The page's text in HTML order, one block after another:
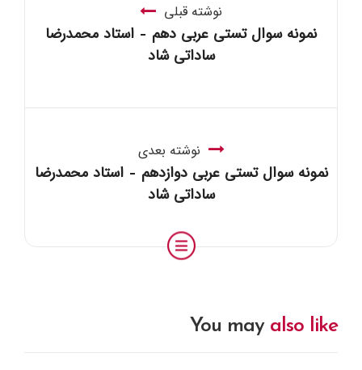
نوشته قبلی
نمونه سوال تستی عربی دهم – استاد محمدرضا
ساداتی شاد
نوشته بعدی
نمونه سوال تستی عربی دوازدهم – استاد محمدرضا
ساداتی شاد
You may also like